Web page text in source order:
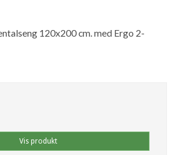
120x200 cm. med Ergo 2-
Vis produkt